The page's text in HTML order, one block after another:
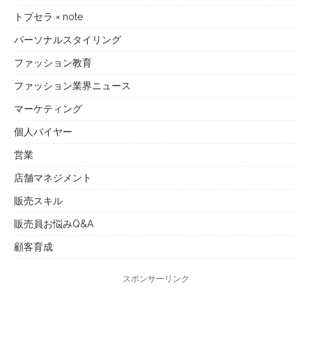
トプセラ × note
パーソナルスタイリング
ファッション教育
ファッション業界ニュース
マーケティング
個人バイヤー
営業
店舗マネジメント
販売スキル
販売員お悩みQ&A
顧客育成
スポンサーリンク